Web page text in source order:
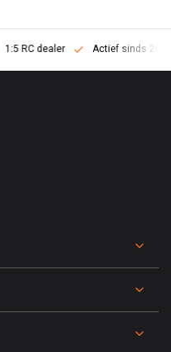
dealer Actief sinds 2013